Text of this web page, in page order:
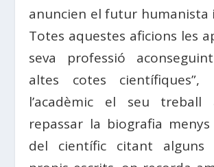
anuncien el futur humanista
Totes aquestes aficions les
seva professió
altes cotes científiques”,
l’acadèmic el seu treball
repassar la biografia menys
del científic citant alguns